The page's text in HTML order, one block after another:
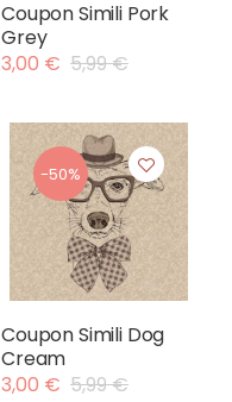
Coupon Simili Pork
Grey
3,00 € 5,99 €
-50%
Coupon Simili Dog
Cream
3,00 € 5,99 €